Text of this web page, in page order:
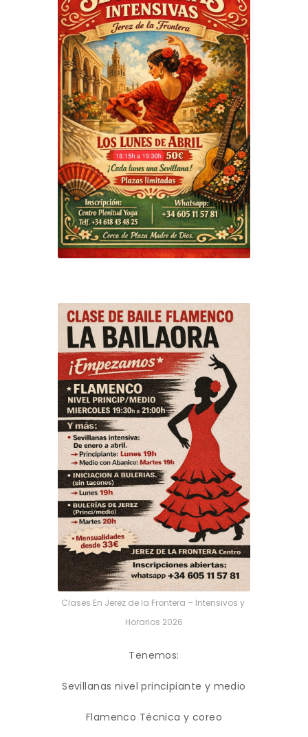
Clases En Jerez de la Frontera – Intensivos y
Horarios 2026
Tenemos:
Sevillanas nivel principiante y medio
Flamenco Técnica y coreo